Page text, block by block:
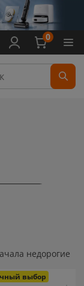
0
окон
недорогие
выбор